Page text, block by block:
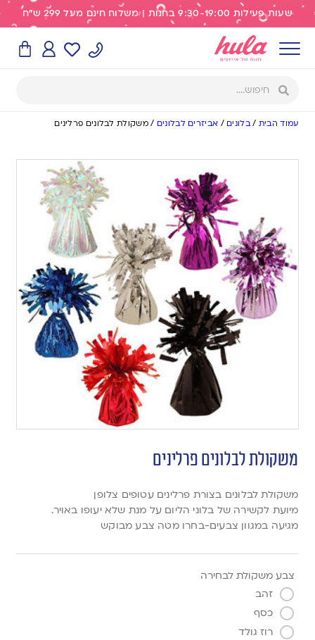
שעות פעילות 9:30-19:00 בחנות | משלוח חינם מעל 299 ש"ח
עמוד הבית /בלונים / אביזרים לבלונים /משקולת לבלונים פרלינים
משקולת לבלונים פרלינים
משקולת לבלונים בצורת פרלינים עטופים צלופן
מיועת לקשירה של בלוני הליום על מנת שלא יעופו באויר.
מגיעה במגוון צבעים-בחרו מטה צבע מבוקש
צבע משקולת לבחירה
זהב
כסף
רוז גולד